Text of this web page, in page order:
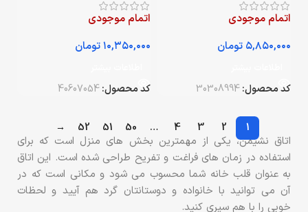
اتمام موجودی
تومان
کد محصول:30308994
اتمام موجودی
تومان
کد محصول:40607054
1
2
3
4
…
50
51
52
→
اتاق نشیمن، یکی از مهمترین بخش های منزل است که برای
استفاده در زمان های فراغت و تفریح طراحی شده است. این اتاق
به عنوان قلب خانه شما محسوب می شود و مکانی است که در
آن می توانید با خانواده و دوستانتان گرد هم آیید و لحظات
خوبی را با هم سپری کنید.